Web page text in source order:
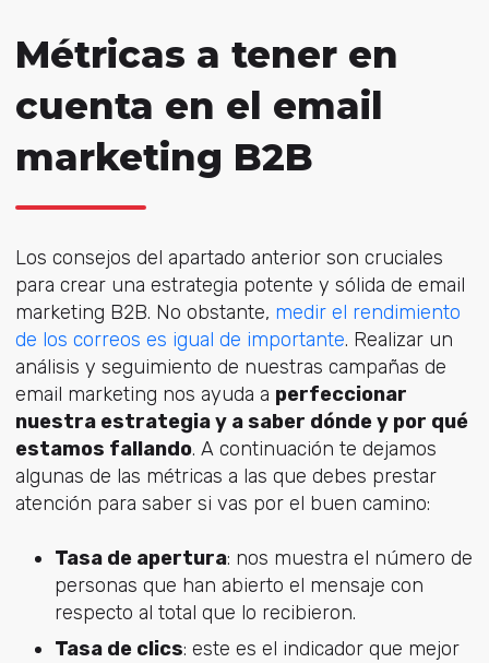
Métricas a tener en
cuenta en el email
marketing B2B
Los consejos del apartado anterior son cruciales
para crear una estrategia potente y sólida de email
marketing B2B. No obstante, medir el rendimiento
de los correos es igual de importante. Realizar un
análisis y seguimiento de nuestras campañas de
email marketing nos ayuda a perfeccionar
nuestra estrategia y a saber dónde y por qué
estamos fallando. A continuación te dejamos
algunas de las métricas a las que debes prestar
atención para saber si vas por el buen camino:
Tasa de apertura: nos muestra el número de
personas que han abierto el mensaje con
respecto al total que lo recibieron.
Tasa de clics: este es el indicador que mejor